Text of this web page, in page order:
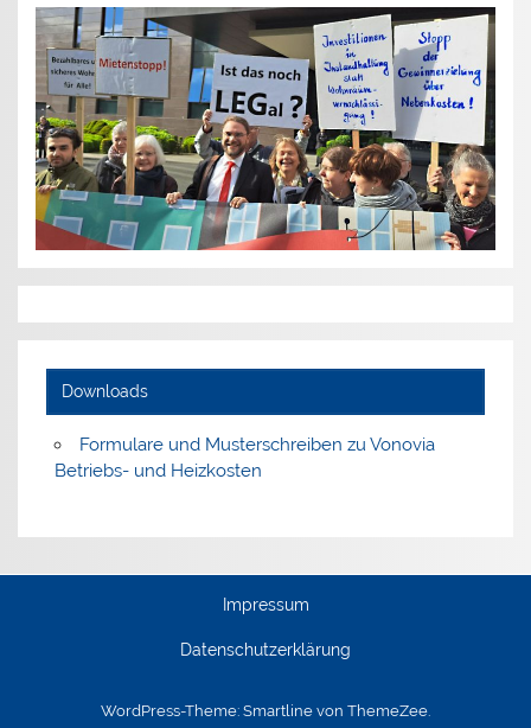
Downloads
Formulare und Musterschreiben zu Vonovia
Betriebs- und Heizkosten
Impressum
Datenschutzerklärung
WordPress-Theme: Smartline von ThemeZee.